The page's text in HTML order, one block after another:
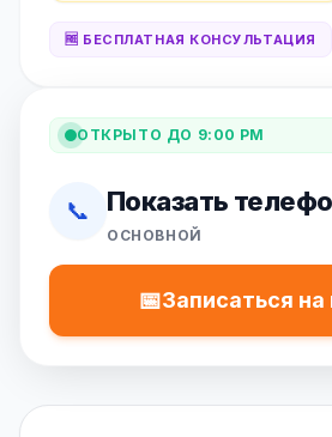
🆓 БЕСПЛАТНАЯ КОНСУЛЬТАЦИЯ
ОТКРЫТО ДО 9:00 PM
📞 Показать
ОСНОВНОЙ
📅Записаться